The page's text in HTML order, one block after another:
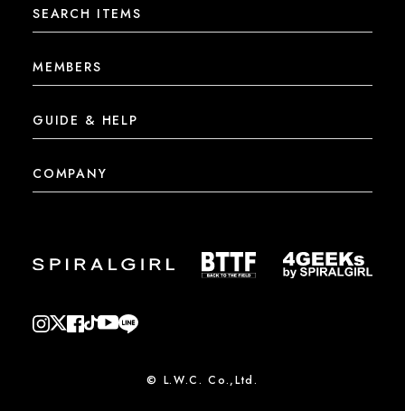
SEARCH ITEMS
MEMBERS
GUIDE & HELP
COMPANY
© L.W.C. Co.,Ltd.